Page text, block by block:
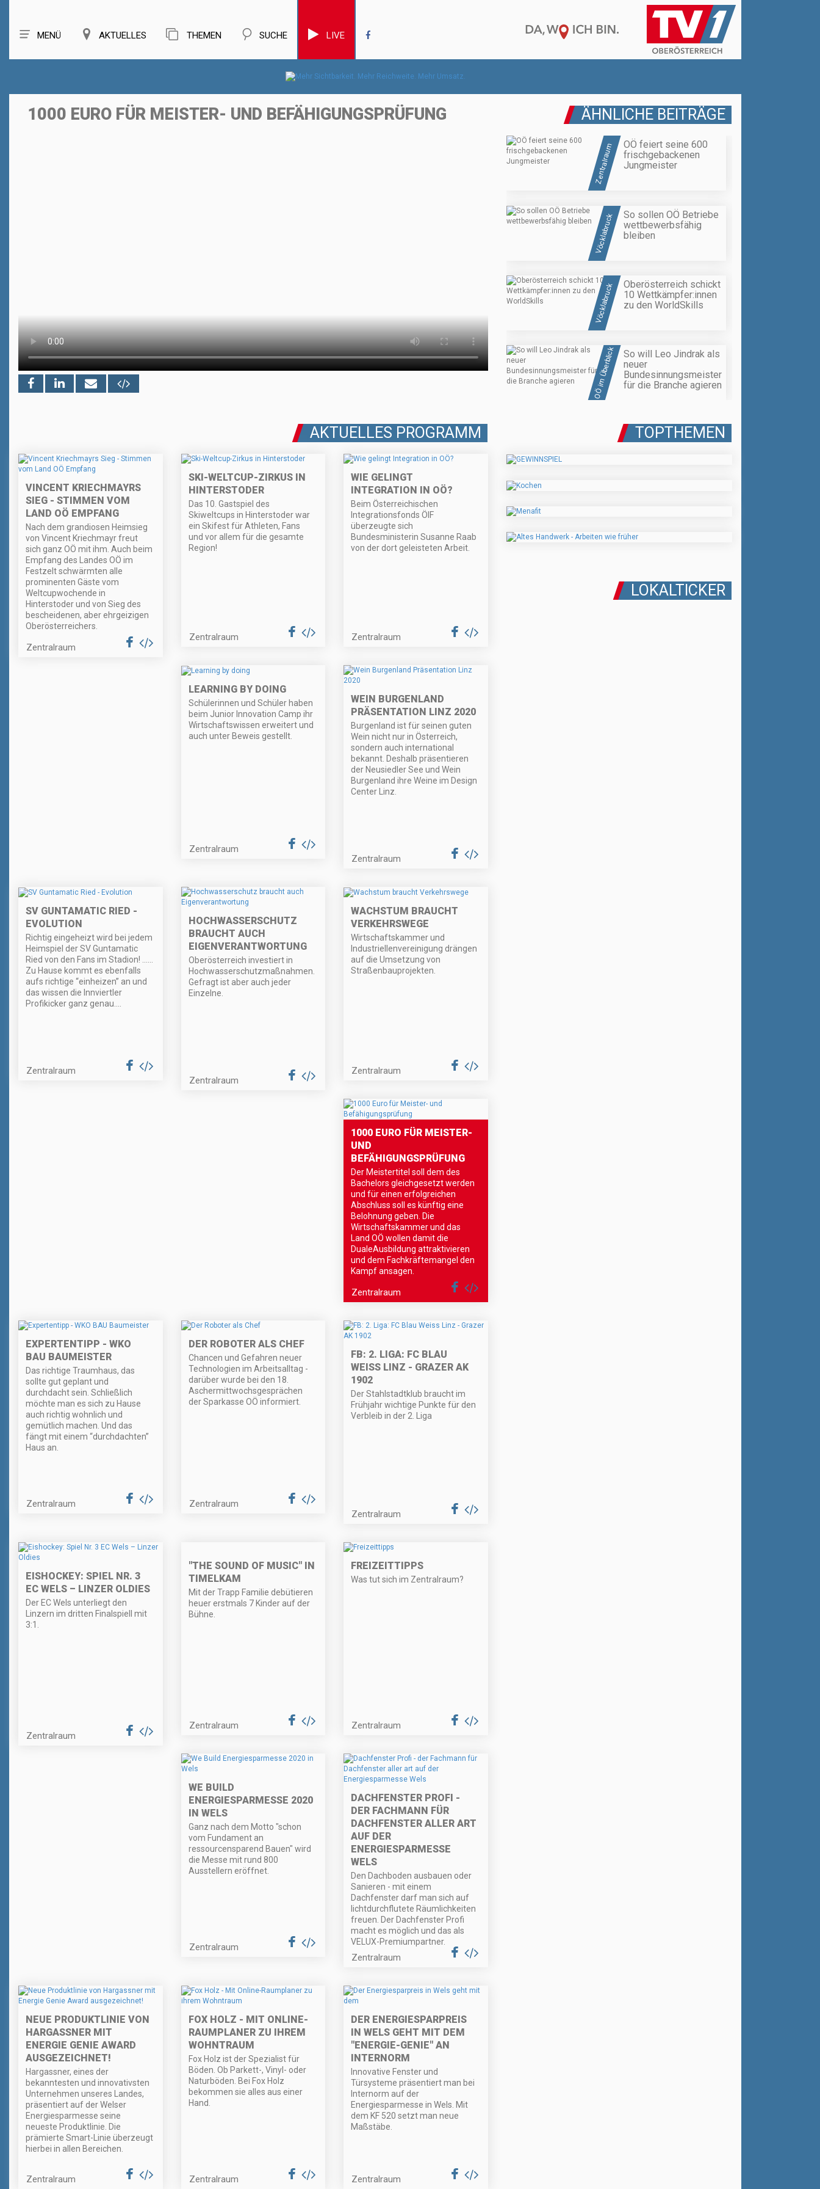
MENÜ AKTUELLES THEMEN SUCHE LIVE
1000 EURO FÜR MEISTER- UND BEFÄHIGUNGSPRÜFUNG ÄHNLICHE BEITRÄGE
Zentralraum
OÖ feiert seine 600
frischgebackenen
Jungmeister
Vöcklabruck
So sollen OÖ Betriebe
wettbewerbsfähig
bleiben
Vöcklabruck
Oberösterreich schickt
10 Wettkämpfer:innen
zu den WorldSkills
OÖ im Überblick
So will Leo Jindrak als
neuer
Bundesinnungsmeister
für die Branche agieren
AKTUELLES PROGRAMM
VINCENT KRIECHMAYRS
SIEG - STIMMEN VOM
LAND OÖ EMPFANG
Nach dem grandiosen Heimsieg
von Vincent Kriechmayr freut
sich ganz OÖ mit ihm. Auch beim
Empfang des Landes OÖ im
Festzelt schwärmten alle
prominenten Gäste vom
Weltcupwochende in
Hinterstoder und von Sieg des
bescheidenen, aber ehrgeizigen
Oberösterreichers.
Zentralraum
SKI-WELTCUP-ZIRKUS IN
HINTERSTODER
Das 10. Gastspiel des
Skiweltcups in Hinterstoder war
ein Skifest für Athleten, Fans
und vor allem für die gesamte
Region!
Zentralraum
WIE GELINGT
INTEGRATION IN OÖ?
Beim Österreichischen
Integrationsfonds ÖIF
überzeugte sich
Bundesministerin Susanne Raab
von der dort geleisteten Arbeit.
Zentralraum
LEARNING BY DOING
Schülerinnen und Schüler haben
beim Junior Innovation Camp ihr
Wirtschaftswissen erweitert und
auch unter Beweis gestellt.
Zentralraum
WEIN BURGENLAND
PRÄSENTATION LINZ 2020
Burgenland ist für seinen guten
Wein nicht nur in Österreich,
sondern auch international
bekannt. Deshalb präsentieren
der Neusiedler See und Wein
Burgenland ihre Weine im Design
Center Linz.
Zentralraum
SV GUNTAMATIC RIED -
EVOLUTION
Richtig eingeheizt wird bei jedem
Heimspiel der SV Guntamatic
Ried von den Fans im Stadion! ......
Zu Hause kommt es ebenfalls
aufs richtige “einheizen” an und
das wissen die Innviertler
Profikicker ganz genau....
Zentralraum
HOCHWASSERSCHUTZ
BRAUCHT AUCH
EIGENVERANTWORTUNG
Oberösterreich investiert in
Hochwasserschutzmaßnahmen.
Gefragt ist aber auch jeder
Einzelne.
Zentralraum
WACHSTUM BRAUCHT
VERKEHRSWEGE
Wirtschaftskammer und
Industriellenvereinigung drängen
auf die Umsetzung von
Straßenbauprojekten.
Zentralraum
1000 EURO FÜR MEISTER-
UND
BEFÄHIGUNGSPRÜFUNG
Der Meistertitel soll dem des
Bachelors gleichgesetzt werden
und für einen erfolgreichen
Abschluss soll es künftig eine
Belohnung geben. Die
Wirtschaftskammer und das
Land OÖ wollen damit die
DualeAusbildung attraktivieren
und dem Fachkräftemangel den
Kampf ansagen.
Zentralraum
EXPERTENTIPP - WKO
BAU BAUMEISTER
Das richtige Traumhaus, das
sollte gut geplant und
durchdacht sein. Schließlich
möchte man es sich zu Hause
auch richtig wohnlich und
gemütlich machen. Und das
fängt mit einem “durchdachten”
Haus an.
Zentralraum
DER ROBOTER ALS CHEF
Chancen und Gefahren neuer
Technologien im Arbeitsalltag -
darüber wurde bei den 18.
Aschermittwochsgesprächen
der Sparkasse OÖ informiert.
Zentralraum
FB: 2. LIGA: FC BLAU
WEISS LINZ - GRAZER AK
1902
Der Stahlstadtklub braucht im
Frühjahr wichtige Punkte für den
Verbleib in der 2. Liga
Zentralraum
EISHOCKEY: SPIEL NR. 3
EC WELS – LINZER OLDIES
Der EC Wels unterliegt den
Linzern im dritten Finalspiell mit
3:1.
Zentralraum
"THE SOUND OF MUSIC" IN
TIMELKAM
Mit der Trapp Familie debütieren
heuer erstmals 7 Kinder auf der
Bühne.
Zentralraum
FREIZEITTIPPS
Was tut sich im Zentralraum?
Zentralraum
WE BUILD
ENERGIESPARMESSE 2020
IN WELS
Ganz nach dem Motto "schon
vom Fundament an
ressourcensparend Bauen" wird
die Messe mit rund 800
Ausstellern eröffnet.
Zentralraum
DACHFENSTER PROFI -
DER FACHMANN FÜR
DACHFENSTER ALLER ART
AUF DER
ENERGIESPARMESSE
WELS
Den Dachboden ausbauen oder
Sanieren - mit einem
Dachfenster darf man sich auf
lichtdurchflutete Räumlichkeiten
freuen. Der Dachfenster Profi
macht es möglich und das als
VELUX-Premiumpartner.
Zentralraum
NEUE PRODUKTLINIE VON
HARGASSNER MIT
ENERGIE GENIE AWARD
AUSGEZEICHNET!
Hargassner, eines der
bekanntesten und innovativsten
Unternehmen unseres Landes,
präsentiert auf der Welser
Energiesparmesse seine
neueste Produktlinie. Die
prämierte Smart-Linie überzeugt
hierbei in allen Bereichen.
Zentralraum
FOX HOLZ - MIT ONLINE-
RAUMPLANER ZU IHREM
WOHNTRAUM
Fox Holz ist der Spezialist für
Böden. Ob Parkett-, Vinyl- oder
Naturböden. Bei Fox Holz
bekommen sie alles aus einer
Hand.
Zentralraum
DER ENERGIESPARPREIS
IN WELS GEHT MIT DEM
"ENERGIE-GENIE" AN
INTERNORM
Innovative Fenster und
Türsysteme präsentiert man bei
Internorm auf der
Energiesparmesse in Wels. Mit
dem KF 520 setzt man neue
Maßstäbe.
Zentralraum
TOPTHEMEN
LOKALTICKER